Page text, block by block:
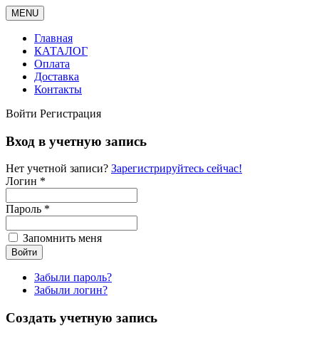
MENU
Главная
КАТАЛОГ
Оплата
Доставка
Контакты
Войти Регистрация
Вход в учетную запись
Нет учетной записи? Зарегистрируйтесь сейчас!
Логин *
Пароль *
Запомнить меня
Забыли пароль?
Забыли логин?
Создать учетную запись